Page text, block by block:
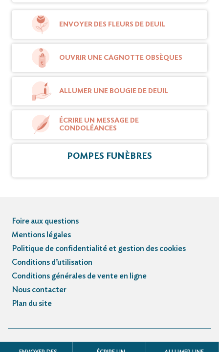
ENVOYER DES FLEURS DE DEUIL
OUVRIR UNE CAGNOTTE OBSÈQUES
ALLUMER UNE BOUGIE DE DEUIL
ÉCRIRE UN MESSAGE DE
CONDOLÉANCES
POMPES FUNÈBRES
Foire aux questions
Mentions légales
Politique de confidentialité et gestion des cookies
Conditions d’utilisation
Conditions générales de vente en ligne
Nous contacter
Plan du site
© Registre des avis de décès et obsèques - 3.3.5